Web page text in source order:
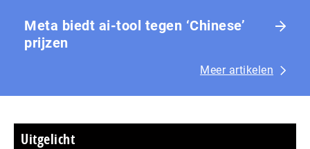
Meta biedt ai-tool tegen ‘Chinese’
prijzen
Meer artikelen
Uitgelicht